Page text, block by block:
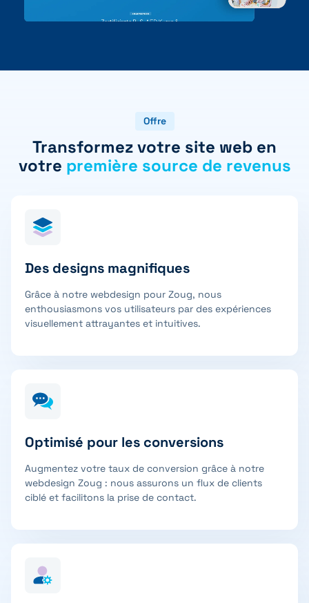
Offre
Transformez votre site web en
votre première source de revenus
Des designs magnifiques
Grâce à notre webdesign pour Zoug, nous
enthousiasmons vos utilisateurs par des expériences
visuellement attrayantes et intuitives.
Optimisé pour les conversions
Augmentez votre taux de conversion grâce à notre
webdesign Zoug : nous assurons un flux de clients
ciblé et facilitons la prise de contact.